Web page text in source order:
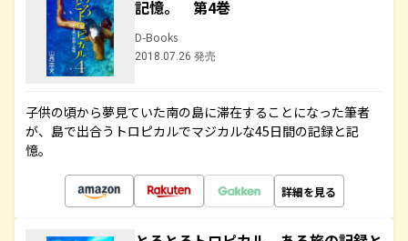
記憶。 第4巻
D-Books
2018.07.26 発売
子供の頃から夢見ていた南の島に滞在することになった筆者
が、島で出合うトロピカルでマジカルな45日間の記録と記
憶。
詳細を見る